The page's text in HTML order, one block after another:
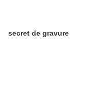
secret de gravure